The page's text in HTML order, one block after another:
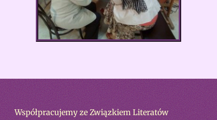
Współpracujemy ze Związkiem Literatów